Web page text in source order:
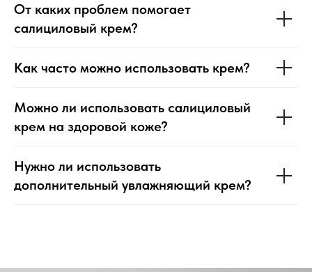
От каких проблем помогает
салициловый крем?
Как часто можно использовать крем?
Можно ли использовать салициловый
крем на здоровой коже?
Нужно ли использовать
дополнительный увлажняющий крем?